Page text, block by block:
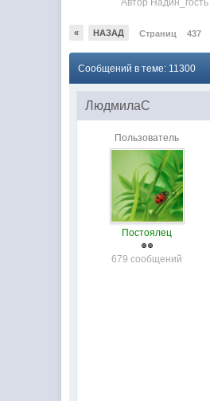
Автор Надин_гость
« НАЗАД Страниц 437
Сообщений в теме: 11300
ЛюдмилаС
Пользователь
Постоялец
679 сообщений